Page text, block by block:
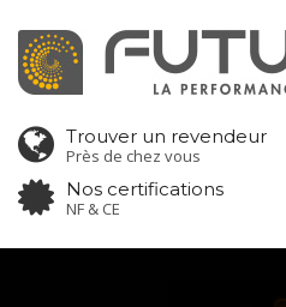
Trouver un revendeur
Près de chez vous
Nos certifications
NF & CE